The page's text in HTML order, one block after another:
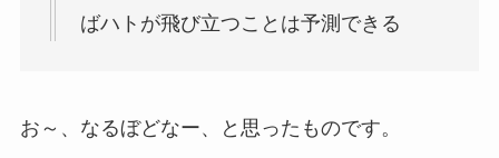
ばハトが飛び立つことは予測できる
お～、なるぼどなー、と思ったものです。